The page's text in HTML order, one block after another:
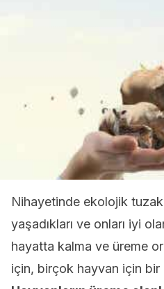
Nihayetinde ekolojik
yaşadıkları ve onları iyi
hayatta kalma ve üreme
için, birçok hayvan için bir